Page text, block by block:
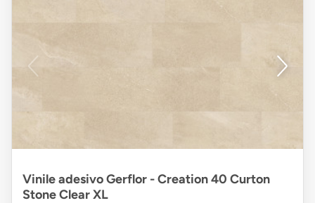
Vinile adesivo Gerflor - Creation 40 Curton
Stone Clear XL